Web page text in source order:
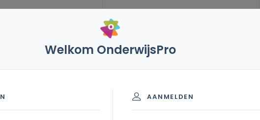
vakken en leerplannen 2de graad
- A-finaliteit
Welkom OnderwijsPro
AANMELDEN